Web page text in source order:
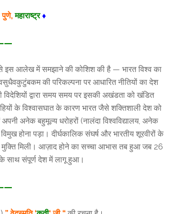
पुणे,महाराष्ट्र ♦
इस आलेख में समझाने की कोशिश की है — भारत विश्व का
की परिकल्पना पर आधारित नीतियों का देश
द्वारा समय समय पर इसकी अखंडता को खंडित
के विश्वासघात के कारण भारत जैसे शक्तिशाली देश को
अनेक बहुमूल्य धरोहरों (नालंदा विश्वविद्यालय, अनेक
होना पड़ा। दीर्घकालिक संघर्ष और भारतीय शूरवीरों के
मिली। आज़ाद होने का सच्चा आभास तब हुआ जब 26
साथ संपूर्ण देश में लागू हुआ।